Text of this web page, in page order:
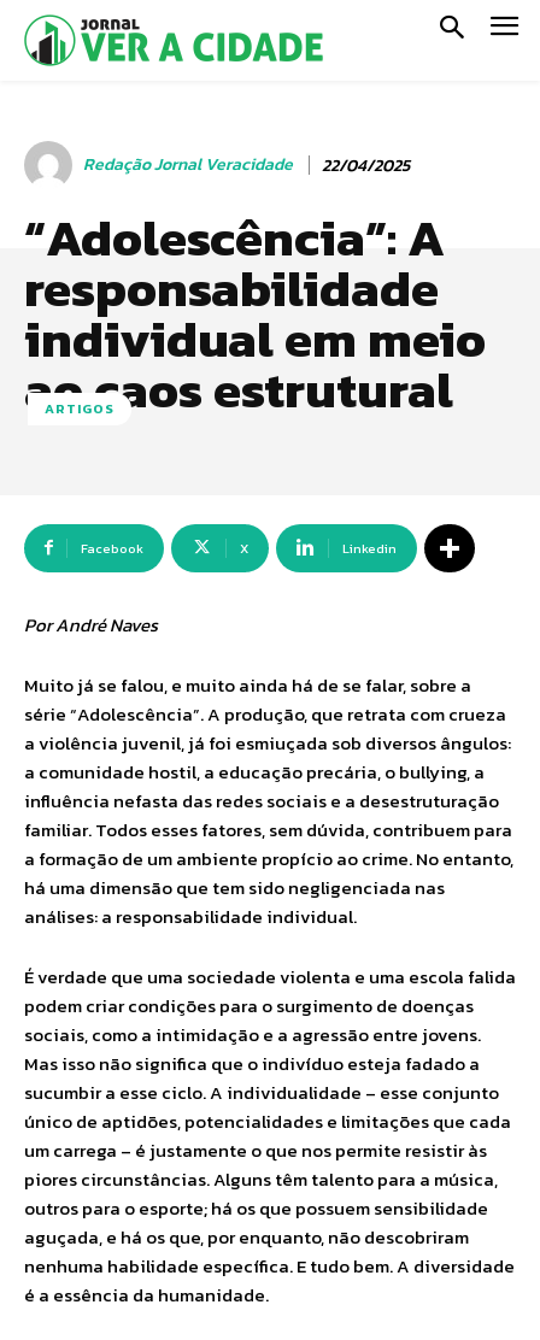
Redação Jornal Veracidade 22/04/2025
“Adolescência”: A
responsabilidade
individual em meio
ao caos estrutural
ARTIGOS
Facebook X Linkedin
Por André Naves
Muito já se falou, e muito ainda há de se falar, sobre a
série “Adolescência”. A produção, que retrata com crueza
a violência juvenil, já foi esmiuçada sob diversos ângulos:
a comunidade hostil, a educação precária, o bullying, a
influência nefasta das redes sociais e a desestruturação
familiar. Todos esses fatores, sem dúvida, contribuem para
a formação de um ambiente propício ao crime. No entanto,
há uma dimensão que tem sido negligenciada nas
análises: a responsabilidade individual.
É verdade que uma sociedade violenta e uma escola falida
podem criar condições para o surgimento de doenças
sociais, como a intimidação e a agressão entre jovens.
Mas isso não significa que o indivíduo esteja fadado a
sucumbir a esse ciclo. A individualidade – esse conjunto
único de aptidões, potencialidades e limitações que cada
um carrega – é justamente o que nos permite resistir às
piores circunstâncias. Alguns têm talento para a música,
outros para o esporte; há os que possuem sensibilidade
aguçada, e há os que, por enquanto, não descobriram
nenhuma habilidade específica. E tudo bem. A diversidade
é a essência da humanidade.